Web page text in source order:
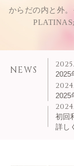
からだの内と外
PLATINAS
NEWS 2025
2025
初回
詳し